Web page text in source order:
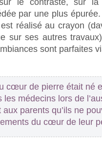
le contraste, sur la
par une plus
réalisé au crayon
sur ses autres
sont parfaites
cœur de pierre était né
les médecins lors de
parents qu’ils ne
du cœur de leur